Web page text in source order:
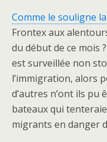
Comme le souligne
Frontex aux
du début de ce mois
est surveillée non
l’immigration, alors
d’autres n’ont ils pu
bateaux qui
migrants en danger